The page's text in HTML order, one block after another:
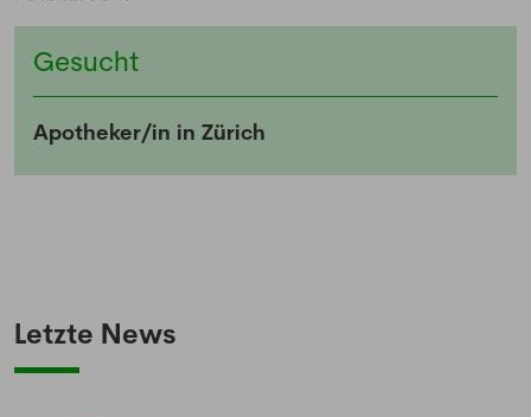
Gesucht
Apotheker/in in Zürich
Letzte News